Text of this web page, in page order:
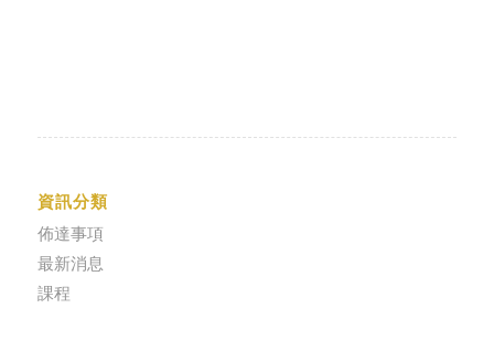
資訊分類
佈達事項
最新消息
課程